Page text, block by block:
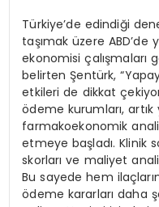
Türkiye’de edindiği
taşımak üzere ABD’de
ekonomisi çalışmaları
belirten Şentürk,
etkileri de dikkat
ödeme kurumları,
farmakoekonomik
etmeye başladı. Klinik
skorları ve maliyet
Bu sayede hem
ödeme kararları daha